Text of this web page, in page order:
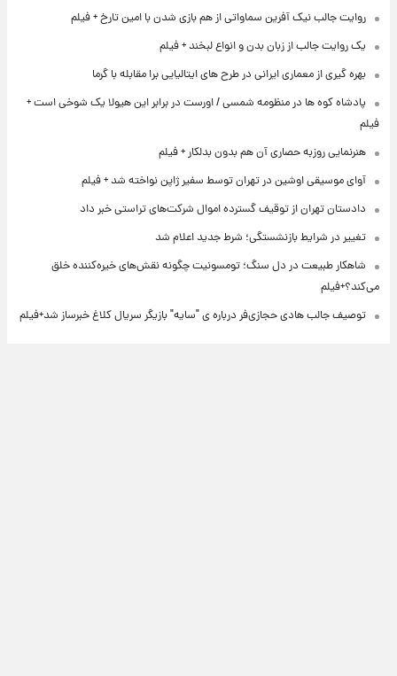
روایت جالب نیک آفرین سماواتی از هم بازی شدن با امین تارخ + فیلم
یک روایت جالب از زبان بدن و انواع لبخند + فیلم
بهره گیری از معماری ایرانی در طرح های ایتالیایی برا مقابله با گرما
پادشاه کوه ها در منظومه شمسی / اورست در برابر این هیولا یک شوخی است +
فیلم
هنرنمایی روزبه حصاری آن هم بدون بدلکار + فیلم
آوای موسیقی اوشین در تهران توسط سفیر ژاپن نواخته شد + فیلم
دادستان تهران از توقیف گسترده اموال شرکت‌های تراستی خبر داد
تغییر در شرایط بازنشستگی؛ شرط جدید اعلام شد
شاهکار طبیعت در دل سنگ؛ تومسونیت چگونه نقش‌های خیره‌کننده خلق
می‌کند؟+فیلم
توصیف جالب هادی حجازی‌فر درباره ی "سایه" بازیگر سریال کلاغ خبرساز شد+فیلم